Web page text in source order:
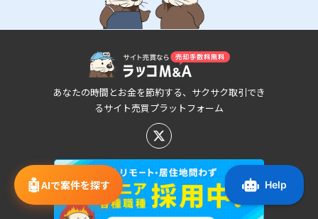
🤖AIで案件を探す
あなたの時間とお金を節約する、サクサク取引でき
るサイト売買プラットフォーム